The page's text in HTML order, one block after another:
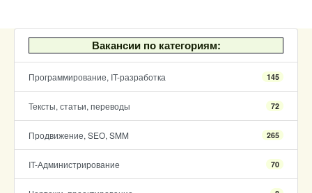
Вакансии по категориям:
Программирование, IT-разработка 145
Тексты, статьи, переводы 72
Продвижение, SEO, SMM 265
IT-Администрирование 70